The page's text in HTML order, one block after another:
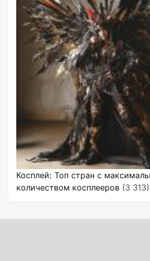
Косплей: Топ стран с
количеством косплееров (3 313)